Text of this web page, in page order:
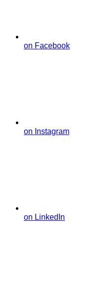
on Facebook
on Instagram
on LinkedIn